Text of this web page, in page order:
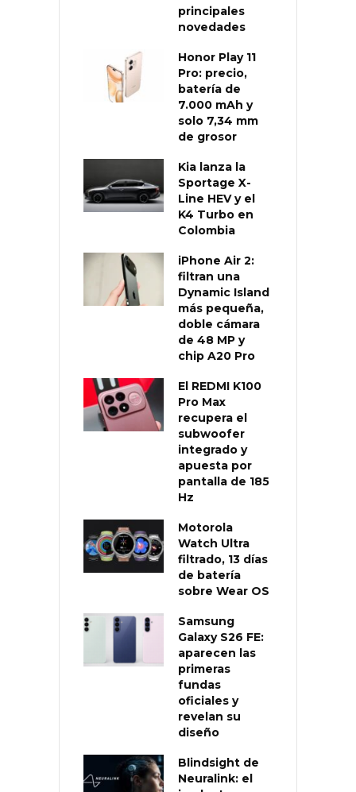
principales
novedades
Honor Play 11
Pro: precio,
batería de
7.000 mAh y
solo 7,34 mm
de grosor
Kia lanza la
Sportage X-
Line HEV y el
K4 Turbo en
Colombia
iPhone Air 2:
filtran una
Dynamic Island
más pequeña,
doble cámara
de 48 MP y
chip A20 Pro
El REDMI K100
Pro Max
recupera el
subwoofer
integrado y
apuesta por
pantalla de 185
Hz
Motorola
Watch Ultra
filtrado, 13 días
de batería
sobre Wear OS
Samsung
Galaxy S26 FE:
aparecen las
primeras
fundas
oficiales y
revelan su
diseño
Blindsight de
Neuralink: el